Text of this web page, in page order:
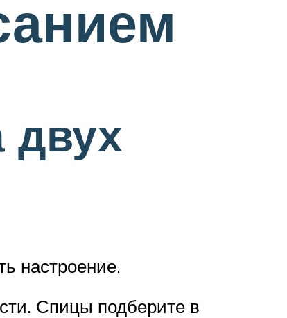
двух
настроение.
Спицы подберите в